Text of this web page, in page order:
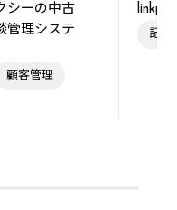
シーの中古
管理システ
顧客管理
記事